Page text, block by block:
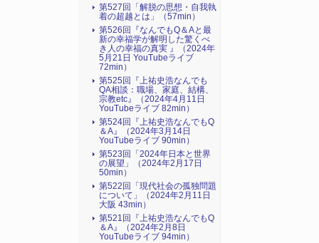
第527回「解脱の思想・自我執
着の超越とは」（57min）
第526回『なんでもQ＆Aと最
新の幸福学が解明した驚くべ
き人の幸福の真実 』（2024年
5月21日 YouTubeライブ
72min）
第525回『上祐史浩なんでも
QA相談：職場、家庭、結構、
宗教etc』（2024年4月11日
YouTubeライブ 82min）
第524回『上祐史浩なんでもQ
＆A』（2024年3月14日
YouTubeライブ 90min）
第523回「2024年日本と世界
の展望」（2024年2月17日
50min）
第522回「現代社会の孤独問題
について」（2024年2月11日
大阪 43min）
第521回『上祐史浩なんでもQ
＆A』（2024年2月8日
YouTubeライブ 94min）